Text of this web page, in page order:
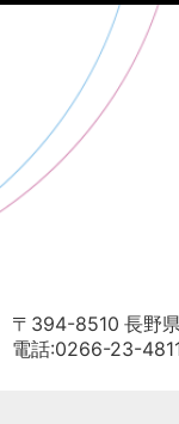
〒394-8510 長野
電話:0266-23-